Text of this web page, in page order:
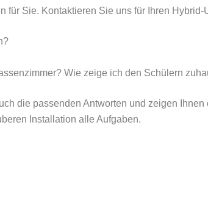
für Sie. Kontaktieren Sie uns für Ihren
Wie zeige ich den Schülern
die passenden Antworten und zeigen
Installation alle Aufgaben.